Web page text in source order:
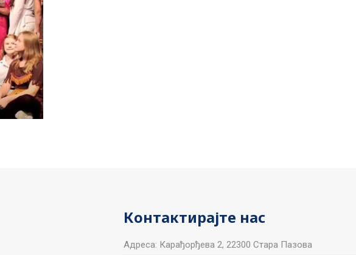
Контактирајте нас
Aдреса: Карађорђева 2, 22300 Стара Пазова